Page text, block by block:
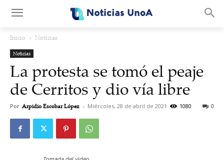
Inicio Noticias
Noticias
La protesta se tomó el peaje
de Cerritos y dio vía libre
Por Arpidio Escobar López - Miércoles, 28 de abril de 2021 0
1080